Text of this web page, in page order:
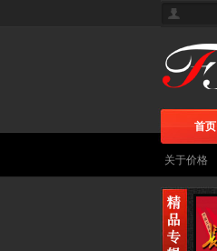
首页
关于价格